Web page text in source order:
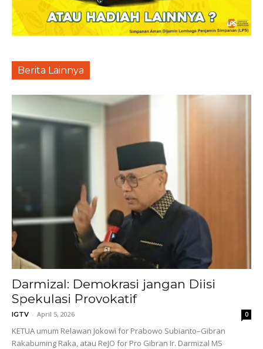
Berita Lainnya
Darmizal: Demokrasi jangan Diisi
Spekulasi Provokatif
IGTV - April 5, 2026 0
KETUA umum Relawan Jokowi for Prabowo Subianto–Gibran
Rakabuming Raka, atau ReJO for Pro Gibran Ir. Darmizal MS